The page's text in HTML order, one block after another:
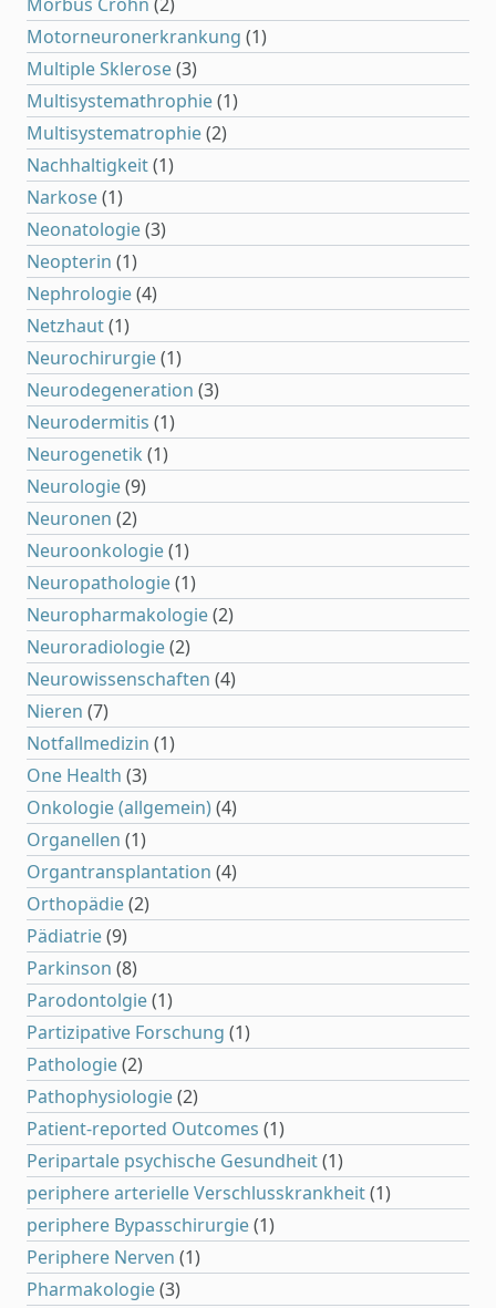
Motorneuronerkrankung (1)
Multiple Sklerose(3)
Multisystemathrophie(1)
Multisystematrophie(2)
Nachhaltigkeit(1)
Narkose(1)
Neonatologie(3)
Neopterin (1)
Nephrologie(4)
Netzhaut(1)
Neurochirurgie(1)
Neurodegeneration (3)
Neurodermitis (1)
Neurogenetik (1)
Neurologie(9)
Neuronen (2)
Neuroonkologie(1)
Neuropathologie(1)
Neuropharmakologie(2)
Neuroradiologie(2)
Neurowissenschaften (4)
Nieren (7)
Notfallmedizin (1)
One Health (3)
Onkologie (allgemein)(4)
Organellen (1)
Organtransplantation (4)
Orthopädie(2)
Pädiatrie(9)
Parkinson (8)
Parodontolgie(1)
Partizipative Forschung (1)
Pathologie(2)
Pathophysiologie(2)
Patient-reported Outcomes (1)
Peripartale psychische Gesundheit(1)
periphere arterielle Verschlusskrankheit(1)
periphere Bypasschirurgie(1)
Periphere Nerven (1)
Pharmakologie(3)